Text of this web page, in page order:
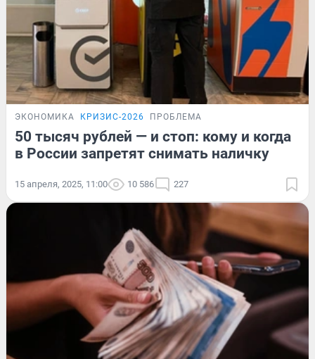
ЭКОНОМИКА КРИЗИС-2026 ПРОБЛЕМА
50 тысяч рублей — и стоп: кому и когда
в России запретят снимать наличку
15 апреля, 2025, 11:00 10 586 227